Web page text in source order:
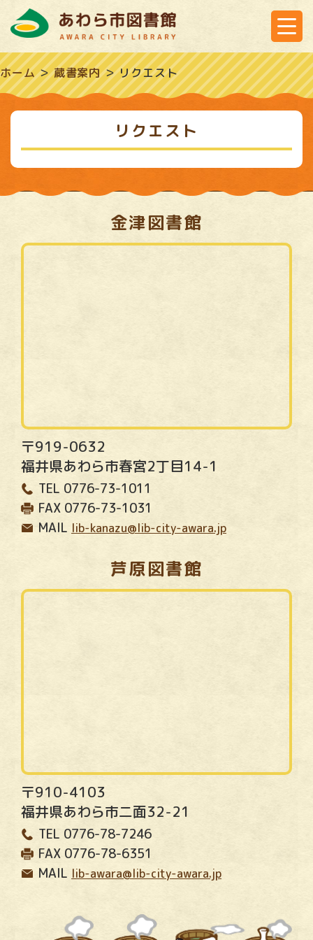
ホーム＞蔵書案内＞リクエスト
リクエスト
金津図書館
〒919-0632
福井県あわら市春宮2丁目14-1
TEL 0776-73-1011
FAX 0776-73-1031
MAIL lib-kanazu@lib-city-awara.jp
芦原図書館
〒910-4103
福井県あわら市二面32-21
TEL 0776-78-7246
FAX 0776-78-6351
MAIL lib-awara@lib-city-awara.jp